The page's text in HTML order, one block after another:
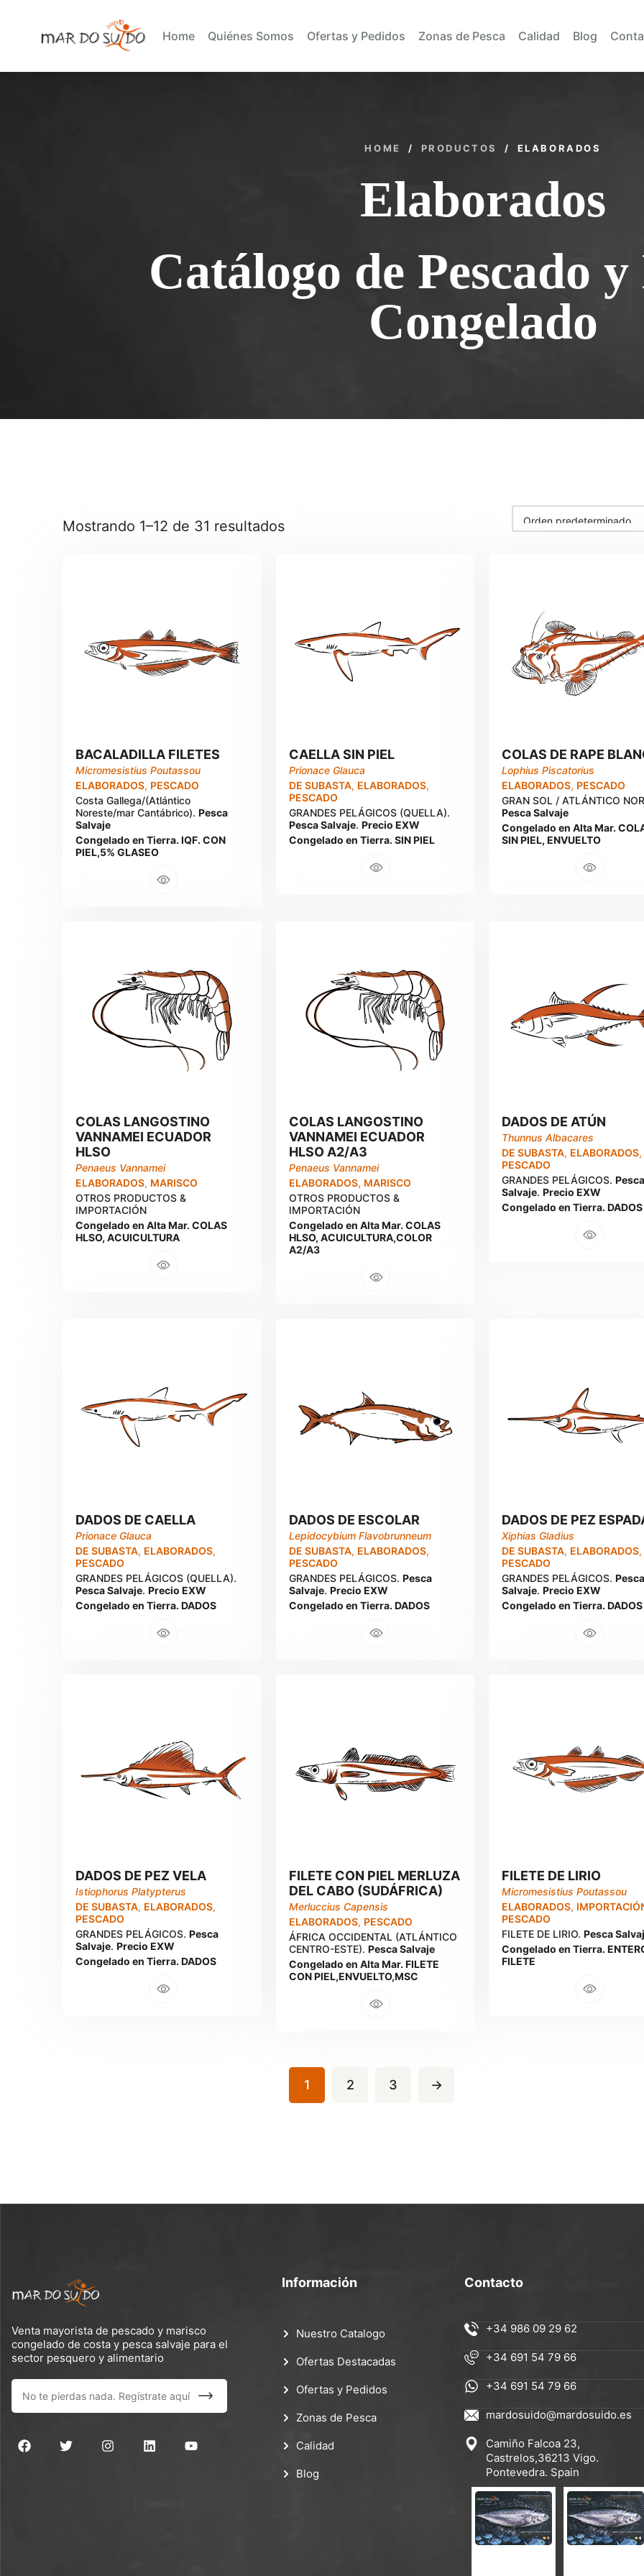
Home Quiénes Somos Ofertas y Pedidos Zonas de Pesca Calidad Blog
HOME / PRODUCTOS / ELABORADOS
Elaborados
Catálogo de Pescado
Congelado
Mostrando 1–12 de 31 resultados
BACALADILLA FILETES
Micromesistius Poutassou
ELABORADOS, PESCADO
Costa Gallega/(Atlántico
Noreste/mar Cantábrico). Pesca
Salvaje
Congelado en Tierra. IQF. CON
PIEL,5% GLASEO
CAELLA SIN PIEL
Prionace Glauca
DE SUBASTA, ELABORADOS,
PESCADO
GRANDES PELÁGICOS (QUELLA).
Pesca Salvaje. Precio EXW
Congelado en Tierra. SIN PIEL
COLAS DE RAPE
Lophius Piscatorius
ELABORADOS, PESCADO
GRAN SOL / ATLÁNTICO
Pesca Salvaje
Congelado en Alta Mar.
SIN PIEL, ENVUELTO
COLAS LANGOSTINO
VANNAMEI ECUADOR
HLSO
Penaeus Vannamei
ELABORADOS, MARISCO
OTROS PRODUCTOS &
IMPORTACIÓN
Congelado en Alta Mar. COLAS
HLSO, ACUICULTURA
COLAS LANGOSTINO
VANNAMEI ECUADOR
HLSO A2/A3
Penaeus Vannamei
ELABORADOS, MARISCO
OTROS PRODUCTOS &
IMPORTACIÓN
Congelado en Alta Mar. COLAS
HLSO, ACUICULTURA,COLOR
A2/A3
DADOS DE ATÚN
Thunnus Albacares
DE SUBASTA, ELABORADOS,
PESCADO
GRANDES PELÁGICOS.
Salvaje.Precio EXW
Congelado en Tierra. DADOS
DADOS DE CAELLA
Prionace Glauca
DE SUBASTA, ELABORADOS,
PESCADO
GRANDES PELÁGICOS (QUELLA).
Pesca Salvaje. Precio EXW
Congelado en Tierra. DADOS
DADOS DE ESCOLAR
Lepidocybium Flavobrunneum
DE SUBASTA, ELABORADOS,
PESCADO
GRANDES PELÁGICOS. Pesca
Salvaje. Precio EXW
Congelado en Tierra. DADOS
DADOS DE PEZ
Xiphias Gladius
DE SUBASTA, ELABORADOS,
PESCADO
GRANDES PELÁGICOS.
Salvaje.Precio EXW
Congelado en Tierra. DADOS
DADOS DE PEZ VELA
Istiophorus Platypterus
DE SUBASTA, ELABORADOS,
PESCADO
GRANDES PELÁGICOS. Pesca
Salvaje. Precio EXW
Congelado en Tierra. DADOS
FILETE CON PIEL MERLUZA
DEL CABO (SUDÁFRICA)
Merluccius Capensis
ELABORADOS, PESCADO
ÁFRICA OCCIDENTAL (ATLÁNTICO
CENTRO-ESTE). Pesca Salvaje
Congelado en Alta Mar. FILETE
CON PIEL,ENVUELTO,MSC
FILETE DE LIRIO
Micromesistius Poutassou
ELABORADOS,
PESCADO
FILETE DE LIRIO.Pesca
Congelado en Tierra.
FILETE
1 2 3 →
Venta mayorista de pescado y marisco
congelado de costa y pesca salvaje para el
sector pesquero y alimentario
Información
Nuestro Catalogo
Ofertas Destacadas
Ofertas y Pedidos
Zonas de Pesca
Calidad
Blog
Contacto
+34 986 09 29 62
+34 691 54 79 66
+34 691 54 79 66
mardosuido@mardosuido.es
Camiño Falcoa 23,
Castrelos,36213 Vigo.
Pontevedra. Spain